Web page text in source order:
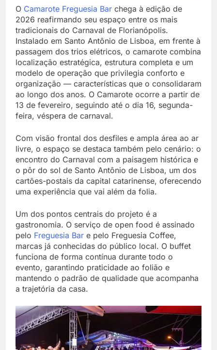
O Camarote Freguesia Bar chega à edição de
2026 reafirmando seu espaço entre os mais
tradicionais do Carnaval de Florianópolis.
Instalado em Santo Antônio de Lisboa, em frente à
passagem dos trios elétricos, o camarote combina
localização estratégica, estrutura completa e um
modelo de operação que privilegia conforto e
organização — características que o consolidaram
ao longo dos anos. O Camarote ocorre a partir de
13 de fevereiro, seguindo até o dia 16, segunda-
feira, véspera de carnaval.
Com visão frontal dos desfiles e ampla área ao ar
livre, o espaço se destaca também pelo cenário: o
encontro do Carnaval com a paisagem histórica e
o pôr do sol de Santo Antônio de Lisboa, um dos
cartões-postais da capital catarinense, oferecendo
uma experiência que vai além da folia.
Um dos pontos centrais do projeto é a
gastronomia. O serviço de open food é assinado
pelo Freguesia Bar e pelo Freguesia Coffee,
marcas já conhecidas do público local. O buffet
funciona de forma contínua durante todo o
evento, garantindo praticidade ao folião e
mantendo o padrão de qualidade que acompanha
a trajetória da casa.